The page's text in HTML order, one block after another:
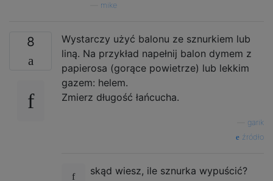
mike
8
Wystarczy użyć balonu ze sznurkiem lub
liną. Na przykład napełnij balon dymem z
papierosa (gorące powietrze) lub lekkim
gazem: helem.
Zmierz długość łańcucha.
garik
źródło
skąd wiesz, ile sznurka wypuścić?